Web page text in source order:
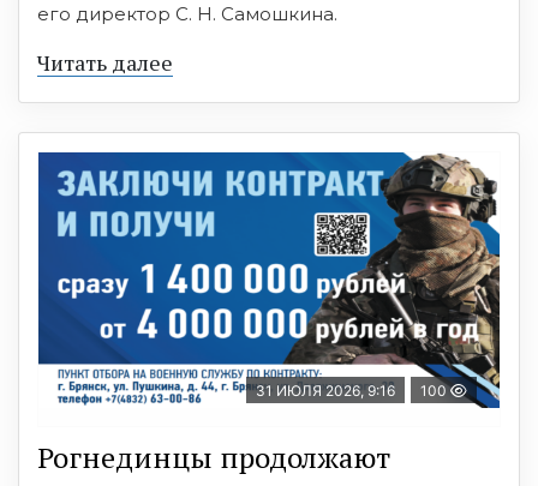
его директор С. Н. Самошкина.
Читать далее
31 ИЮЛЯ 2026, 9:16 100
Рогнединцы продолжают